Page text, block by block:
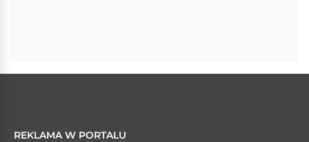
REKLAMA W PORTALU